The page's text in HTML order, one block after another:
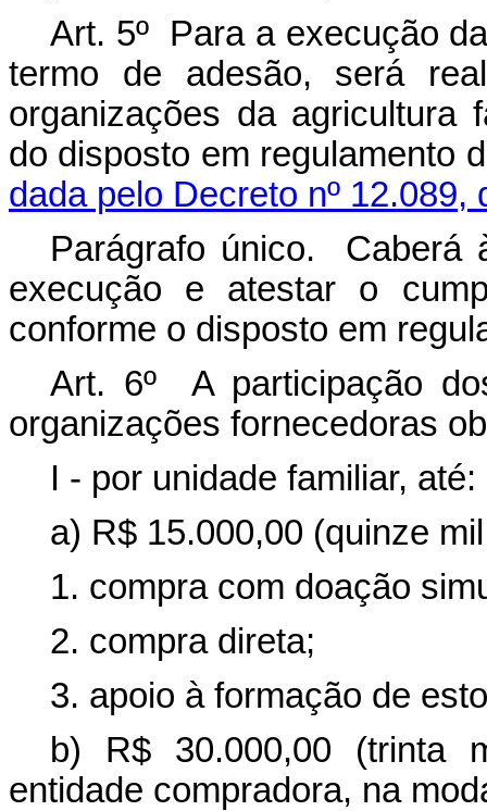
Art. 5º Para a execução
termo de adesão, será
organizações da agricultura
do disposto em
dada pelo Decreto nº 12.089,
Parágrafo único. Caberá
execução e atestar o
conforme o disposto em
Art. 6º A participação
organizações fornecedoras
I - por unidade familiar, até:
a) R$ 15.000,00 (quinze
1. compra com doação
2. compra direta;
3. apoio à formação de
b) R$ 30.000,00 (trinta
entidade compradora, na